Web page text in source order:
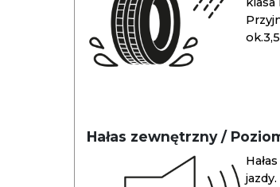
Hałas zewnętrzny /